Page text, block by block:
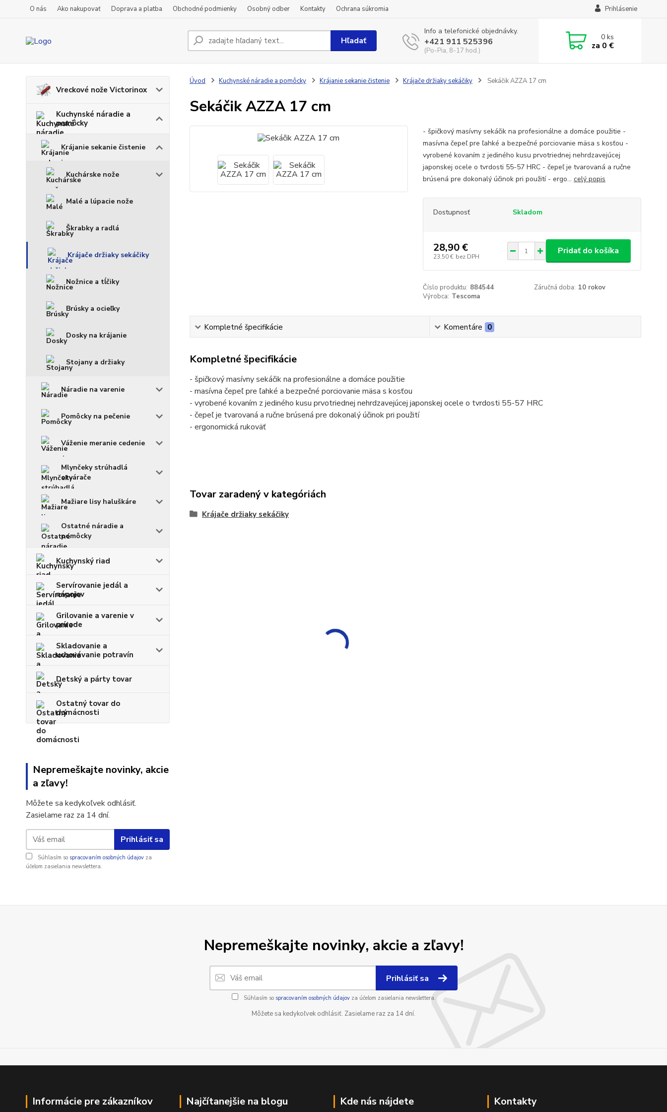
O nás Ako nakupovať Doprava a platba Obchodné podmienky Osobný odber Kontakty Ochrana súkromia Prihlásenie
Hľadať
Info a telefonické objednávky.
+421 911 525396
(Po-Pia, 8-17 hod.)
0ks
za 0 €
Vreckové nože Victorinox
Kuchynské náradie a
pomôcky
Krájanie sekanie čistenie
Kuchárske nože
Malé a lúpacie nože
Škrabky a radlá
Krájače držiaky sekáčiky
Nožnice a tĺčiky
Brúsky a ocieľky
Dosky na krájanie
Stojany a držiaky
Náradie na varenie
Pomôcky na pečenie
Váženie meranie cedenie
Mlynčeky strúhadlá
otvárače
Mažiare lisy haluškáre
Ostatné náradie a
pomôcky
Kuchynský riad
Servírovanie jedál a
nápojov
Grilovanie a varenie v
prírode
Skladovanie a
uchovávanie potravín
Detský a párty tovar
Ostatný tovar do
domácnosti
Nepremeškajte novinky, akcie
a zľavy!
Môžete sa kedykoľvek odhlásiť.
Zasielame raz za 14 dní.
Prihlásiť sa
Súhlasím so spracovaním osobných údajov za
účelom zasielania newslettera.
Úvod Kuchynské náradie a pomôcky Krájanie sekanie čistenie Krájače držiaky sekáčiky Sekáčik AZZA 17 cm
Sekáčik AZZA 17 cm
- špičkový masívny sekáčik na profesionálne a domáce použitie -
masívna čepeľ pre ľahké a bezpečné porciovanie mäsa s kosťou -
vyrobené kovaním z jediného kusu prvotriednej nehrdzavejúcej
japonskej ocele o tvrdosti 55-57 HRC - čepeľ je tvarovaná a ručne
brúsená pre dokonalý účinok pri použití - ergo... celý popis
Dostupnosť Skladom
28,90 €
23,50 € bez DPH
Pridať do košíka
Číslo produktu: 884544 Záručná doba: 10 rokov
Výrobca: Tescoma
Kompletné špecifikácie Komentáre 0
Kompletné špecifikácie
- špičkový masívny sekáčik na profesionálne a domáce použitie
- masívna čepeľ pre ľahké a bezpečné porciovanie mäsa s kosťou
- vyrobené kovaním z jediného kusu prvotriednej nehrdzavejúcej japonskej ocele o tvrdosti 55-57 HRC
- čepeľ je tvarovaná a ručne brúsená pre dokonalý účinok pri použití
- ergonomická rukoväť
Tovar zaradený v kategóriách
Krájače držiaky sekáčiky
Nepremeškajte novinky, akcie a zľavy!
Prihlásiť sa
Súhlasím so spracovaním osobných údajovza účelom zasielania newslettera.
Môžete sa kedykoľvek odhlásiť. Zasielame raz za 14 dní.
Informácie pre zákazníkov Najčítanejšie na blogu Kde nás nájdete Kontakty